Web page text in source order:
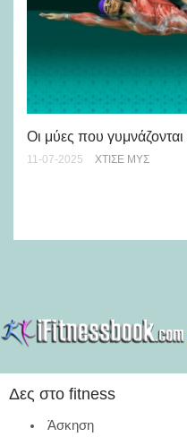
Οι μύες που
11-07-2025 ΧΤΊΣΕ ΜΥΣ
Δες στο fitness
Άσκηση